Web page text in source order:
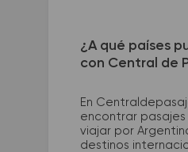
¿A qué países
con Central de
En
encontrar
viajar por
destinos